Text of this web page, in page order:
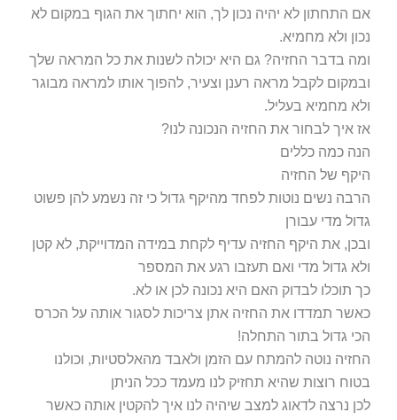
אם התחתון לא יהיה נכון לך, הוא יחתוך את הגוף במקום לא
נכון ולא מחמיא.
ומה בדבר החזיה? גם היא יכולה לשנות את כל המראה שלך
ובמקום לקבל מראה רענן וצעיר, להפוך אותו למראה מבוגר
ולא מחמיא בעליל.
אז איך לבחור את החזיה הנכונה לנו?
הנה כמה כללים
היקף של החזיה
הרבה נשים נוטות לפחד מהיקף גדול כי זה נשמע להן פשוט
גדול מדי עבורן
ובכן, את היקף החזיה עדיף לקחת במידה המדוייקת, לא קטן
ולא גדול מדי ואם תעזבו רגע את המספר
כך תוכלו לבדוק האם היא נכונה לכן או לא.
כאשר תמדדו את החזיה אתן צריכות לסגור אותה על הכרס
הכי גדול בתור התחלה!
החזיה נוטה להמתח עם הזמן ולאבד מהאלסטיות, וכולנו
בטוח רוצות שהיא תחזיק לנו מעמד ככל הניתן
לכן נרצה לדאוג למצב שיהיה לנו איך להקטין אותה כאשר